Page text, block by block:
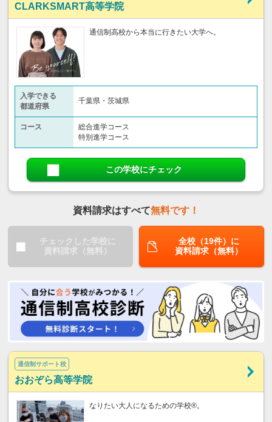
CLARKSMART高等学院
通信制高校から本当に行きたい大学へ。
入学できる
都道府県
千葉県・茨城県
コース
総合進学コース
特別進学コース
この学校にチェック
資料請求はすべて無料です！
チェックした学校に
資料請求（無料）
全校（19件）に
資料請求（無料）
通信制サポート校
おおぞら高等学院
なりたい大人になるための学校®。